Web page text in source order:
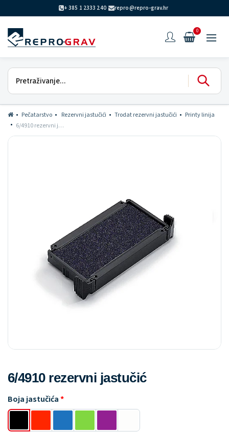
+ 385 1 2333 240 repro@repro-grav.hr
0
Pečatarstvo Rezervni jastučići Trodat rezervni jastučići
Printy linija
6/4910 rezervni jastučić
6/4910 rezervni jastučić
Boja jastučića